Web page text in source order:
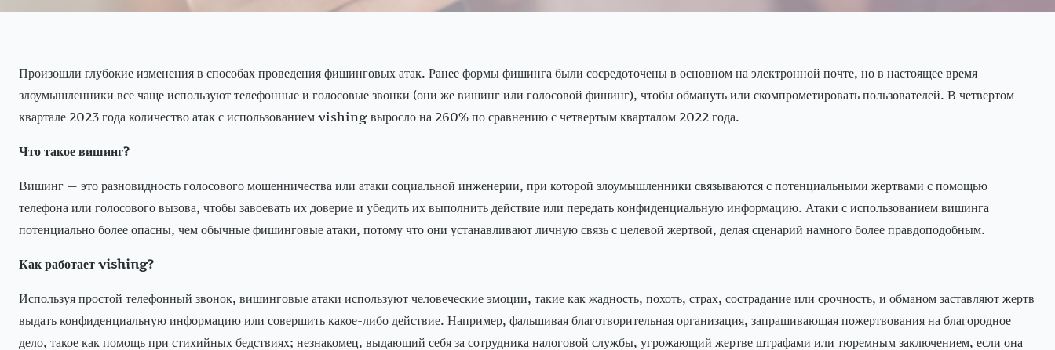
Произошли глубокие изменения в способах проведения фишинговых атак. Ранее формы фишинга были сосредоточены в основном на электронной почте, но в настоящее время
злоумышленники все чаще используют телефонные и голосовые звонки (они же вишинг или голосовой фишинг), чтобы обмануть или скомпрометировать пользователей. В четвертом
квартале 2023 года количество атак с использованием vishing выросло на 260% по сравнению с четвертым кварталом 2022 года.
Что такое вишинг?
Вишинг — это разновидность голосового мошенничества или атаки социальной инженерии, при которой злоумышленники связываются с потенциальными жертвами с помощью
телефона или голосового вызова, чтобы завоевать их доверие и убедить их выполнить действие или передать конфиденциальную информацию. Атаки с использованием вишинга
потенциально более опасны, чем обычные фишинговые атаки, потому что они устанавливают личную связь с целевой жертвой, делая сценарий намного более правдоподобным.
Как работает vishing?
Используя простой телефонный звонок, вишинговые атаки используют человеческие эмоции, такие как жадность, похоть, страх, сострадание или срочность, и обманом заставляют жертв
выдать конфиденциальную информацию или совершить какое-либо действие. Например, фальшивая благотворительная организация, запрашивающая пожертвования на благородное
дело, такое как помощь при стихийных бедствиях; незнакомец, выдающий себя за сотрудника налоговой службы, угрожающий жертве штрафами или тюремным заключением, если она